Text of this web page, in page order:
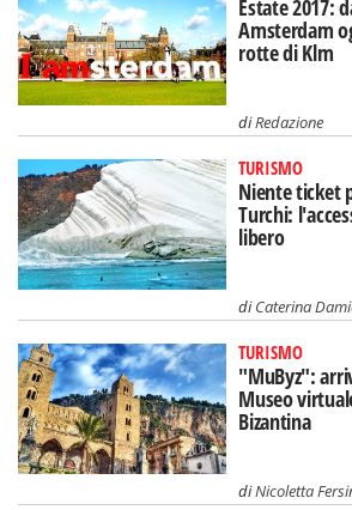
Estate 2017:
Amsterdam
rotte di Klm
diRedazione
TURISMO
Niente ticket
Turchi:
libero
diCaterina
TURISMO
"MuByz":
Museo
Bizantina
diNicoletta